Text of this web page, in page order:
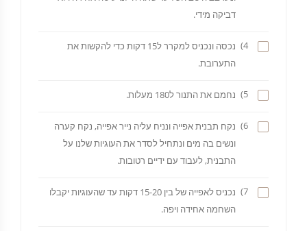
דביקה מידי.
4)
נכסה ונכניס למקרר ל15 דקות כדי להקשות את
התערובת.
5) נחמם את התנור ל180 מעלות.
6)
נקח תבנית אפייה ונניח עליה נייר אפייה, נקח קערה
ונשים בה מים ונתחיל לסדר את העוגיות שלנו על
התבנית, לעבוד עם ידיים רטובות.
7)
נכניס לאפייה של בין 15-20 דקות עד שהעוגיות יקבלו
השחמה אחידה ויפה.